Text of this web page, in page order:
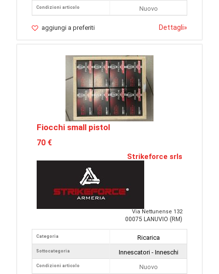
Condizioni articolo
Nuovo
aggiungi a preferiti Dettagli»
Fiocchi small pistol
70 €
Strikeforce srls
Via Nettunense 132
00075 LANUVIO (RM)
Categoria
Sottocategoria
Condizioni articolo
Ricarica
Innescatori - Inneschi
Nuovo